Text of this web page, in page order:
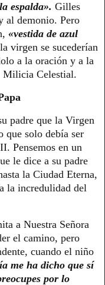
espalda». Gilles
al demonio. Pero
«vestida de azul
virgen se sucederían
a la oración y a la
Milicia Celestial.
padre que la Virgen
que solo debía ser
Pensemos en un
le dice a su padre
la Ciudad Eterna,
la incredulidad del
a Nuestra Señora
el camino, pero
cuando el niño
me ha dicho que sí
por lo